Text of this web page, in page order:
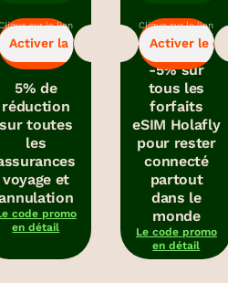
Activer la promo
-5%
sur le lien
pour bénéficier
5% de
réduction
sur toutes
les
voyage et
code promo
en détail
Activer le
-5%
Clique sur le lien
pour obtenir le
-5% sur
tous les
forfaits
eSIM Holafly
pour rester
connecté
partout
dans le
monde
Le code promo
en détail